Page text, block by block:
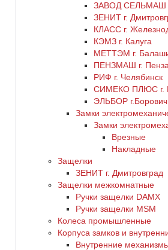
ЗАВОД СЕЛЬМАШ
ЗЕНИТ г.
КЛАСС г.
КЭМЗ г. Калуга
МЕТТЭМ г.
ПЕНЗМАШ г. Пенза
РИФ г. Челябинск
СИМЕКО ПЛЮС г.
ЭЛЬБОР
Замки
Замки
Врезные
Накладные
Защелки
ЗЕНИТ г. Дмитровград
Защелки межкомнатные
Ручки защелки DAMX
Ручки защелки MSM
Колеса промышленные
Корпуса замков и
Внутренние